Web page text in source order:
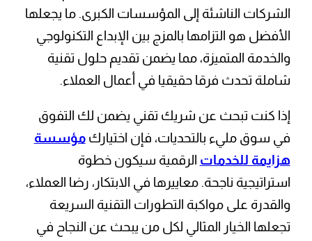
الشركات الناشئة إلى المؤسسات الكبرى. ما يجعلها
الأفضل هو التزامها بالمزج بين الإبداع التكنولوجي
والخدمة المتميزة، مما يضمن تقديم حلول تقنية
شاملة تحدث فرقا حقيقيا في أعمال العملاء.
إذا كنت تبحث عن شريك تقني يضمن لك التفوق
في سوق مليء بالتحديات، فإن اختيارك مؤسسة
هزايمة للخدمات الرقمية سيكون خطوة
استراتيجية ناجحة. معاييرها في الابتكار، رضا العملاء،
والقدرة على مواكبة التطورات التقنية السريعة
تجعلها الخيار المثالي لكل من يبحث عن النجاح في